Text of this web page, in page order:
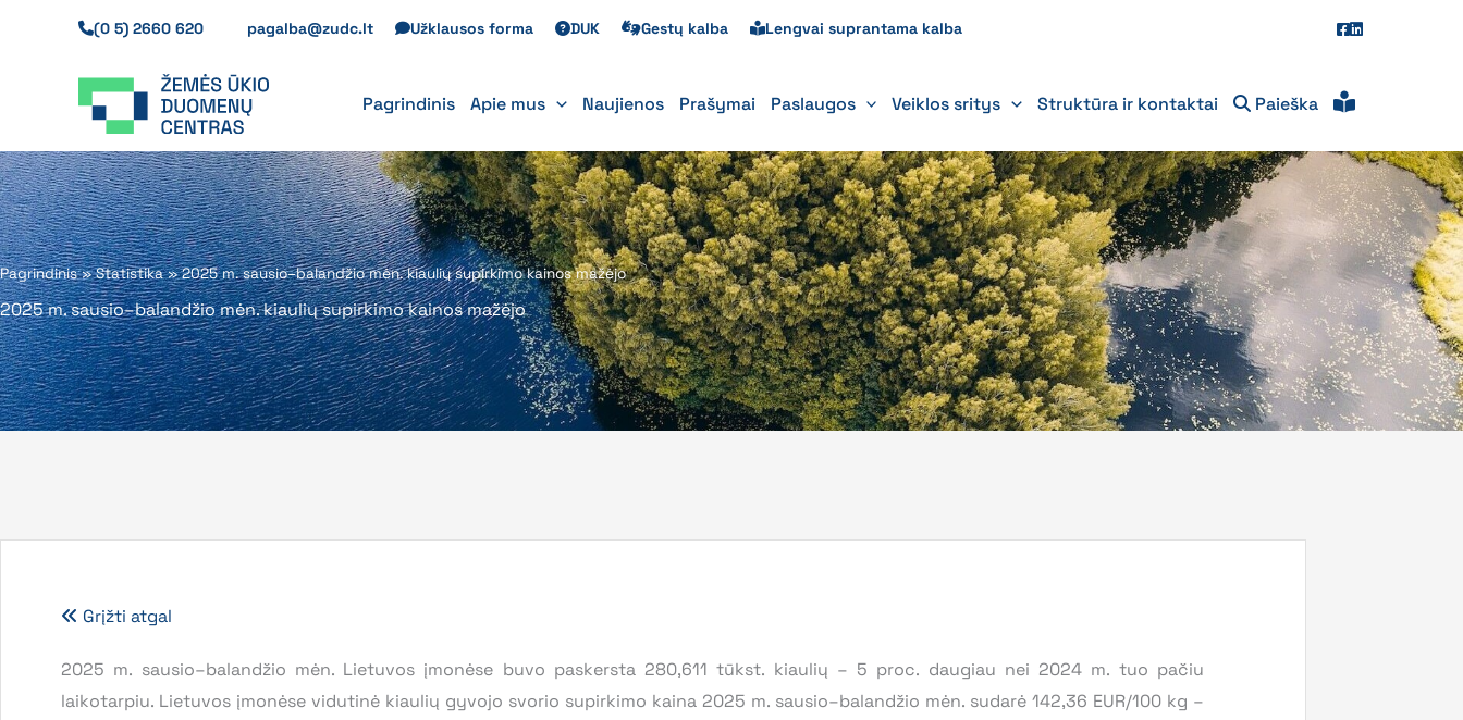
(0 5) 2660 620 pagalba@zudc.lt Užklausos forma DUK Gestų kalba Lengvai suprantama kalba
Pagrindinis Apie mus Naujienos Prašymai Paslaugos Veiklos sritys Struktūra ir kontaktai Paieška
Pagrindinis»Statistika»2025 m. sausio–balandžio mėn. kiaulių supirkimo kainos mažėjo
2025 m. sausio–balandžio mėn. kiaulių supirkimo kainos mažėjo
Grįžti atgal
2025 m. sausio–balandžio mėn. Lietuvos įmonėse buvo paskersta 280,611 tūkst. kiaulių – 5 proc. daugiau nei 2024 m. tuo pačiu
laikotarpiu. Lietuvos įmonėse vidutinė kiaulių gyvojo svorio supirkimo kaina 2025 m. sausio–balandžio mėn. sudarė 142,36 EUR/100 kg –